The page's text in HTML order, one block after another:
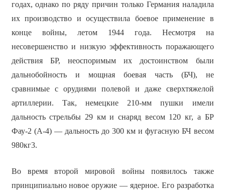
годах, однако по ряду причин только Германия наладила
их производство и осуществила боевое применение в
конце войны, летом 1944 года. Несмотря на
несовершенство и низкую эффективность поражающего
действия БР, неоспоримым их достоинством были
дальнобойность и мощная боевая часть (БЧ), не
сравнимые с орудиями полевой и даже сверхтяжелой
артиллерии. Так, немецкие 210-мм пушки имели
дальность стрельбы 29 км и снаряд весом 120 кг, а БР
Фау-2 (А-4) — дальность до 300 км и фугасную БЧ весом
980кг3.
Во время второй мировой войны появилось также
принципиально новое оружие — ядерное. Его разработка